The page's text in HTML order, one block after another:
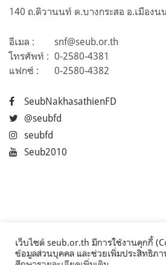
140 ถ.ติวานนท์ ต.บางกระสอ อ.เมือง
อีเมล :
snf@seub.or.th
โทรศัพท์ : 0-2580-4381
แฟกซ์ :
0-2580-4382
SeubNakhasathienFD
@seubfd
seubfd
Seub2010
เว็บไซต์ seub.or.th มีการใช้งานคุกกี้
ข้อมูลส่วนบุคคล และช่วยเพิ่มประสิทธิภา